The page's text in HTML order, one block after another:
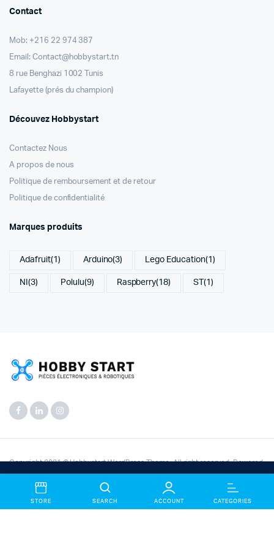
Compte et bénificier des offres exceptionnels.
Dismiss
Contact
Mob: +216 22 974 387
Email: Contact@hobbystart.tn
8 rue Benghazi 1002 Tunis
Lafayette (prés du champion)
Découvez Hobbystart
Contactez Nous
A propos de nous
Politique de remboursement et de retour
Politique de confidentialité
Marques produits
Adafruit(1) Arduino(3) Lego Education(1)
NI (3) Polulu(9) Raspberry(18) ST(1)
Copyright 2021 © Hobbystart WordPress Theme. All right reserved. Powered
byKLBTheme.
STORE SEARCH ACCOUNT CATEGORIES